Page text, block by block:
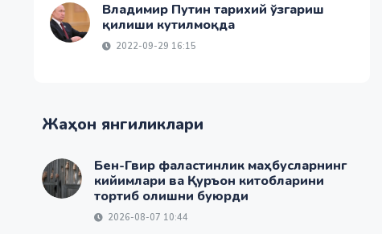
Владимир Путин тарихий ўзгариш
қилиши кутилмоқда
2022-09-29 16:15
Жаҳон янгиликлари
Бен-Гвир фаластинлик маҳбусларнинг
кийимлари ва Қуръон китобларини
тортиб олишни буюрди
2026-08-07 10:44